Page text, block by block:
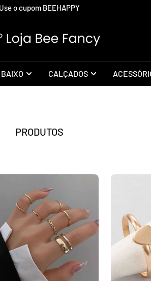
Use o cupom BEEHAPPY
CALÇADOS
PRODUTOS